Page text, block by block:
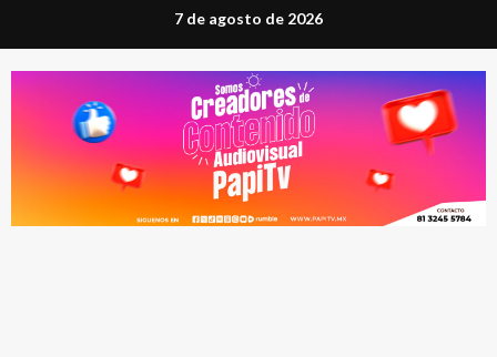
al
contenido
7 de agosto de 2026